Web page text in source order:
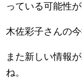
っている可能性
木佐彩子さんの
また新しい情報
ね。